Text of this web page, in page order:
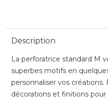
Description
La perforatrice standard M
superbes motifs en
personnaliser vos créations.
décorations et finitions